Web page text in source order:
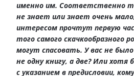
именно им. Соответственно
не знает или знает очень
интересом прочтут первую
того самого скачкообразного
могут спасовать. У вас не
не одну книгу, а две? Или хотя
с указанием в предисловии,